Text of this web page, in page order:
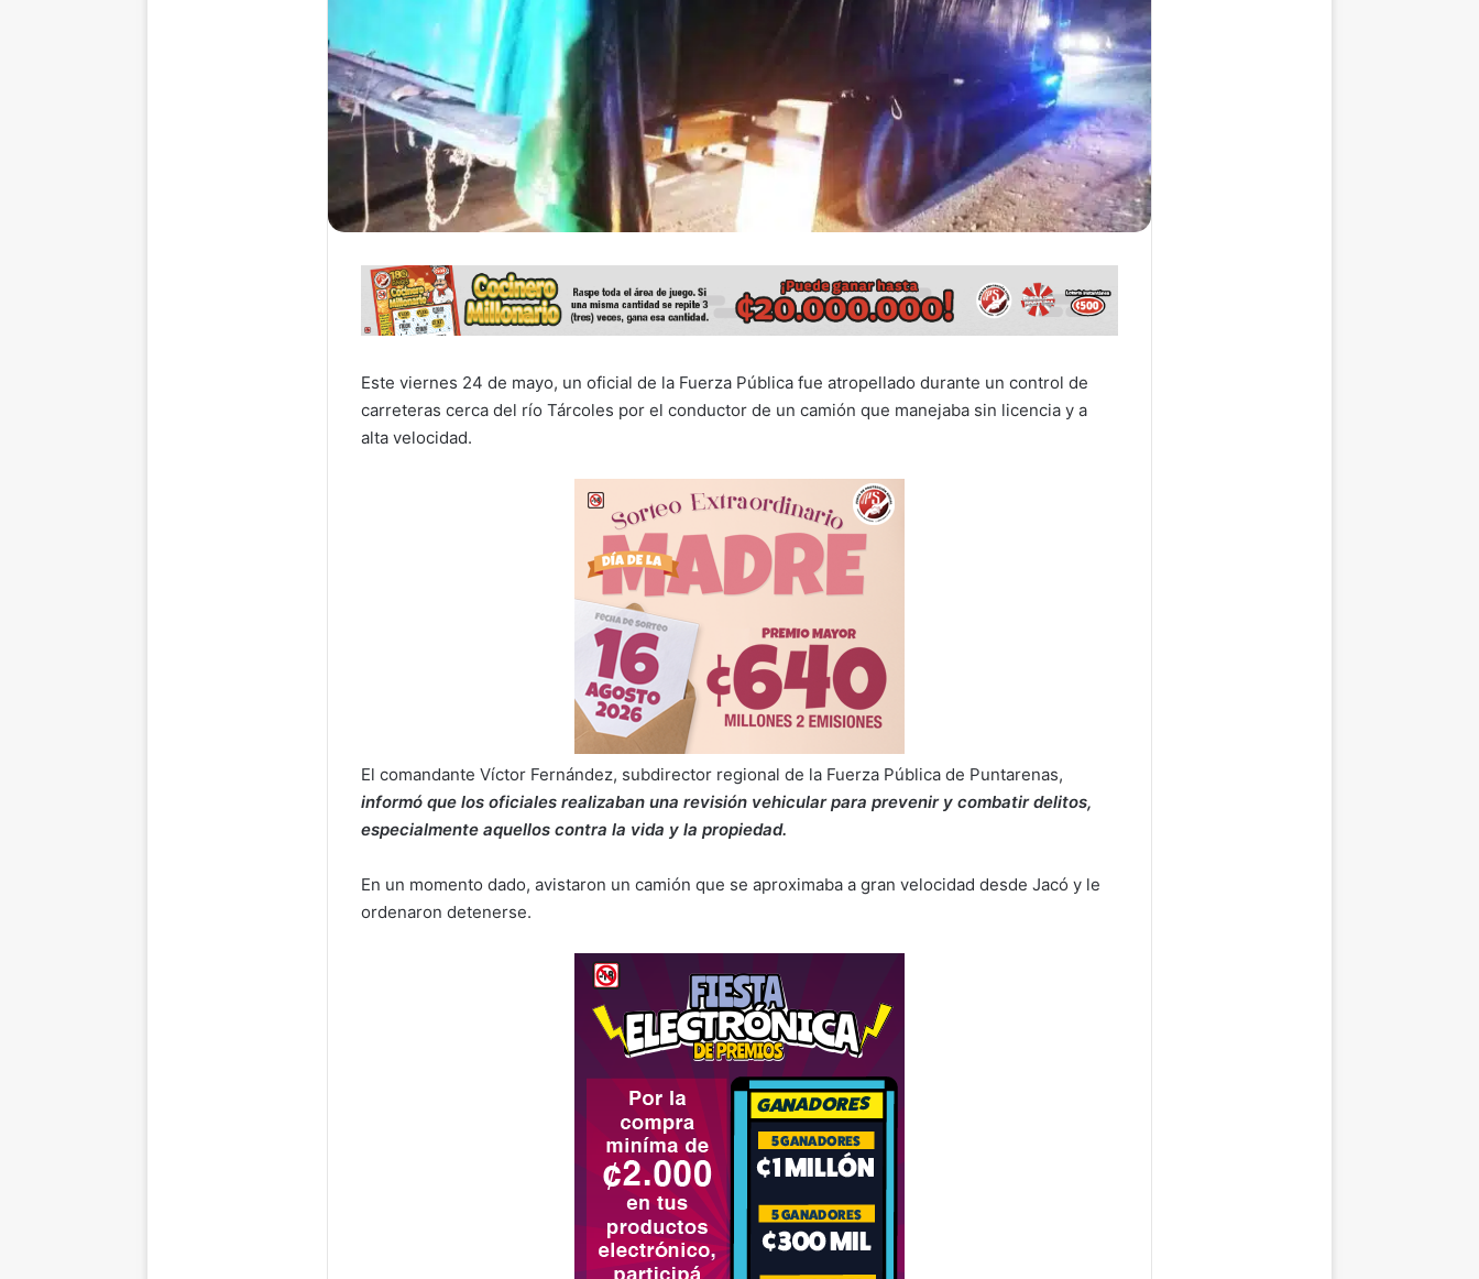
Este viernes 24 de mayo, un oficial de la Fuerza Pública fue atropellado durante un control de
carreteras cerca del río Tárcoles por el conductor de un camión que manejaba sin licencia y a
alta velocidad.
El comandante Víctor Fernández, subdirector regional de la Fuerza Pública de Puntarenas,
informó que los oficiales realizaban una revisión vehicular para prevenir y combatir delitos,
especialmente aquellos contra la vida y la propiedad.
En un momento dado, avistaron un camión que se aproximaba a gran velocidad desde Jacó y le
ordenaron detenerse.